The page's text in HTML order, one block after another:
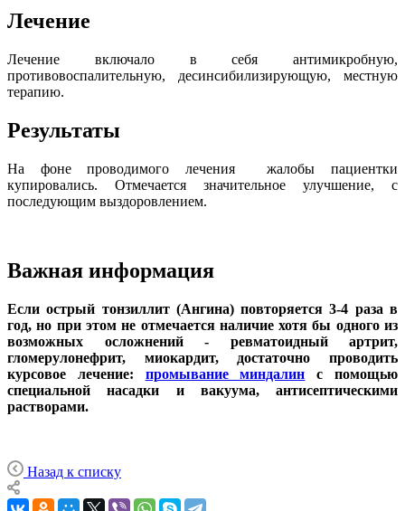
Лечение
Лечение включало в себя антимикробную,
противовоспалительную, десинсибилизирующую, местную
терапию.
Результаты
На фоне проводимого лечения жалобы пациентки
купировались. Отмечается значительное улучшение, с
последующим выздоровлением.
Важная информация
Если острый тонзиллит (Ангина) повторяется 3-4 раза в
год, но при этом не отмечается наличие хотя бы одного из
возможных осложнений - ревматоидный артрит,
гломерулонефрит, миокардит, достаточно проводить
курсовое лечение: промывание миндалин с помощью
специальной насадки и вакуума, антисептическими
растворами.
Назад к списку